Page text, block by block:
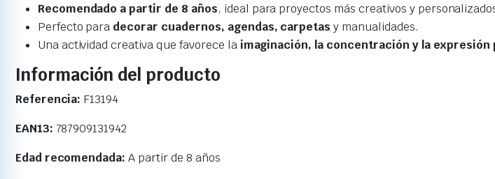
Recomendado a partir de 8 años, ideal para proyectos más creativos y
Perfecto para decorar cuadernos, agendas, carpetas y manualidades.
Una actividad creativa que favorece la imaginación, la concentración y la expresión
Información del producto
Referencia: F13194
EAN13: 787909131942
Edad recomendada: A partir de 8 años